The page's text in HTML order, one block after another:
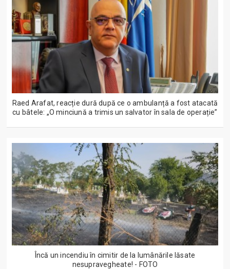
Raed Arafat, reacție dură după ce o ambulanță a fost atacată
cu bâtele: „O minciună a trimis un salvator în sala de operație”
Încă un incendiu în cimitir de la lumânările lăsate
nesupravegheate! - FOTO